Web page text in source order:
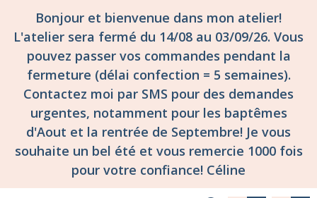
Bonjour et bienvenue dans mon atelier!
L'atelier sera fermé du 14/08 au 03/09/26. Vous
pouvez passer vos commandes pendant la
fermeture (délai confection = 5 semaines).
Contactez moi par SMS pour des demandes
urgentes, notamment pour les baptêmes
d'Aout et la rentrée de Septembre! Je vous
souhaite un bel été et vous remercie 1000 fois
pour votre confiance! Céline